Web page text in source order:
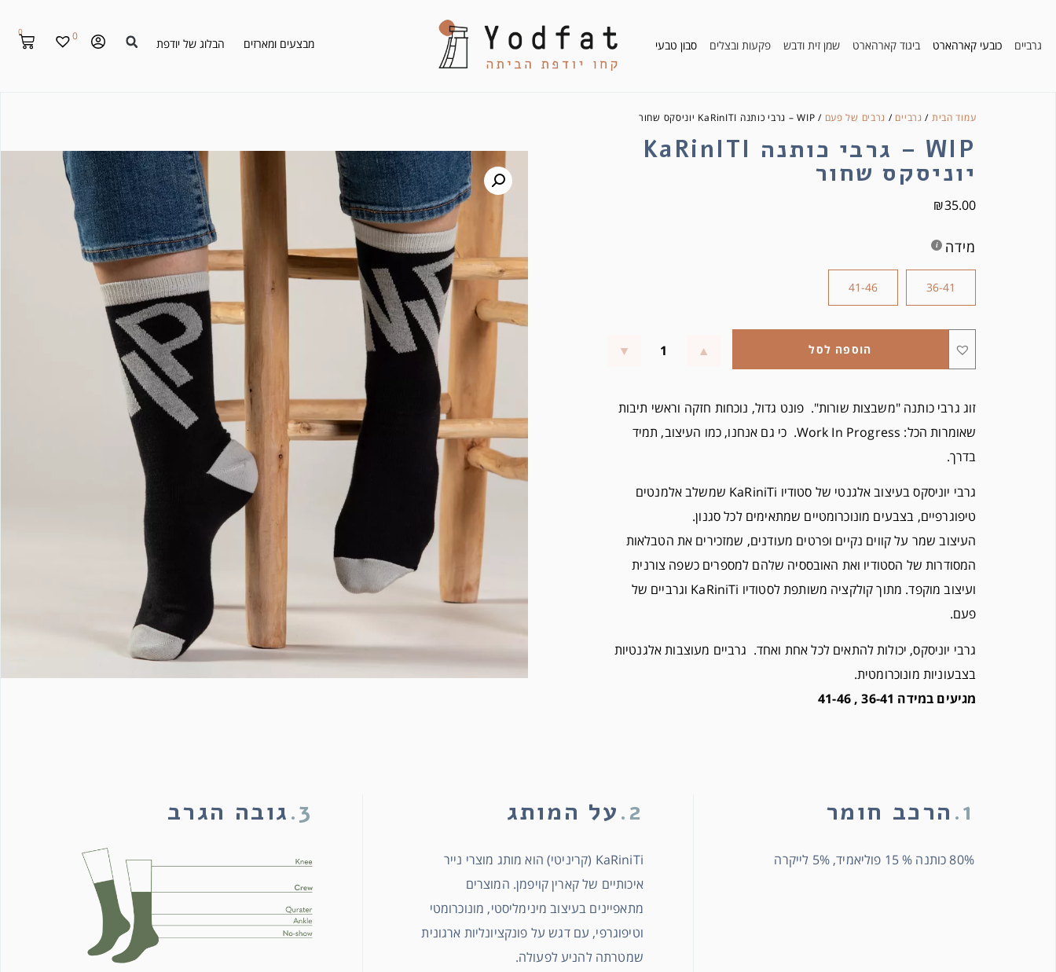
0 0
מבצעים ומארזים הבלוג של יודפת סבון טבעי פקעות ובצלים שמן זית ודבש ביגוד קארהארט כובעי קארהארט גרביים
עמוד הבית / גרביים / גרבים של פעם / WIP – גרבי כותנה KaRinITI יוניסקס שחור
WIP – גרבי כותנה KaRinITI
יוניסקס שחור
₪35.00
מידה
36-41
41-46
הוספה לסל
זוג גרבי כותנה "משבצות שורות". פונט גדול, נוכחות חזקה וראשי תיבות
שאומרות הכל: Work In Progress. כי גם אנחנו, כמו העיצוב, תמיד
בדרך.
גרבי יוניסקס בעיצוב אלגנטי של סטודיו KaRiniTi שמשלב אלמנטים
טיפוגרפיים, בצבעים מונוכרומטיים שמתאימים לכל סגנון.
העיצוב שמר על קווים נקיים ופרטים מעודנים, שמזכירים את הטבלאות
המסודרות של הסטודיו ואת האובססיה שלהם למספרים כשפה צורנית
ועיצוב מוקפד. מתוך קולקציה משותפת לסטודיו KaRiniTi וגרביים של
פעם.
גרבי יוניסקס, יכולות להתאים לכל אחת ואחד. גרביים מעוצבות אלגנטיות
בצבעוניות מונוכרומטית.
מגיעים במידה 36-41 , 41-46
1. הרכב חומר
80% כותנה % 15 פוליאמיד, 5% לייקרה
2. על המותג
KaRiniTi (קריניטי) הוא מותג מוצרי נייר
איכותיים של קארין קויפמן. המוצרים
מתאפיינים בעיצוב מינימליסטי, מונוכרומטי
וטיפוגרפי, עם דגש על פונקציונליות ארגונית
שמטרתה להניע לפעולה.
3. גובה הגרב